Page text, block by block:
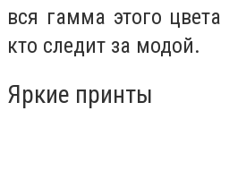
вся гамма этого цвета
кто следит за модой.
Яркие принты